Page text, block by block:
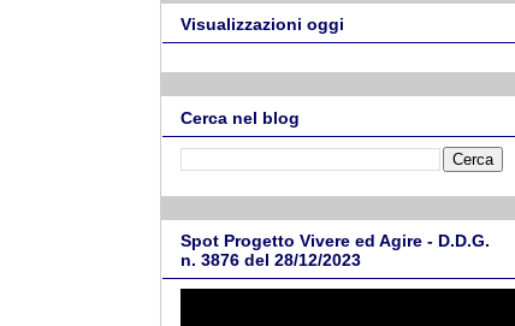
Visualizzazioni oggi
Cerca nel blog
Spot Progetto Vivere ed Agire - D.D.G.
n. 3876 del 28/12/2023